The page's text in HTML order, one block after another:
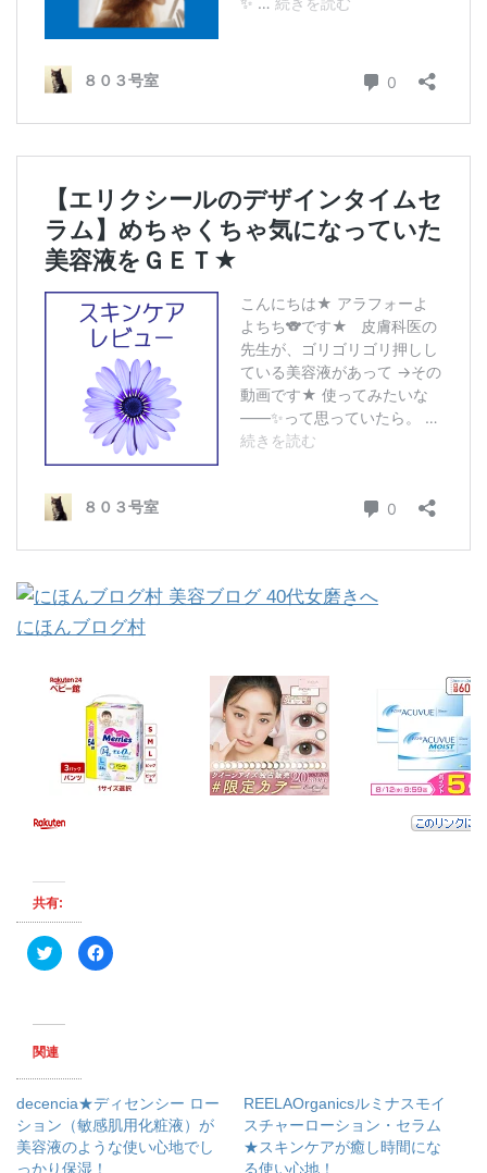
にほんブログ村
共有:
ク
リ
T
i
t
r
共
有
(
F
a
る
に
は
ク
リ
関連
decencia★ディセンシー ロー
ション（敏感肌用化粧液）が
美容液のような使い心地でし
っかり保湿！
REELAOrganicsルミナスモイ
スチャーローション・セラム
★スキンケアが癒し時間にな
る使い心地！